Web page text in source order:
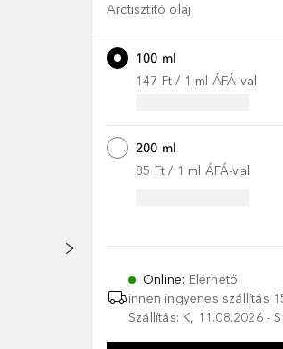
Arctisztító olaj
100 ml
147 Ft / 1 ml ÁFÁ-val
200 ml
85 Ft / 1 ml ÁFÁ-val
Online: Elérhető
innen ingyenes szállítás
Szállítás: K, 11.08.2026 -